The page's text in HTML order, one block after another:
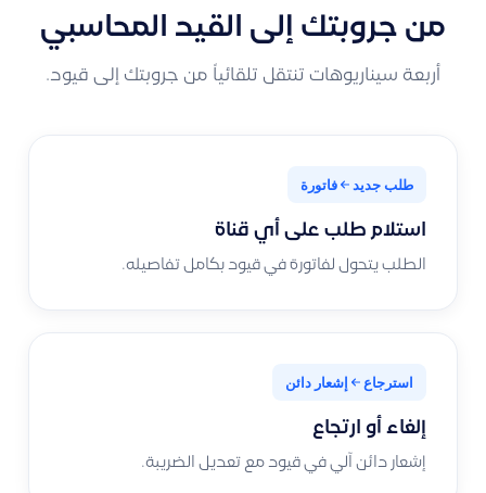
من جروبتك إلى القيد المحاسبي
أربعة سيناريوهات تنتقل تلقائياً من جروبتك إلى قيود.
طلب جديد فاتورة
استلام طلب على أي قناة
الطلب يتحول لفاتورة في قيود بكامل تفاصيله.
استرجاع إشعار دائن
إلغاء أو ارتجاع
إشعار دائن آلي في قيود مع تعديل الضريبة.